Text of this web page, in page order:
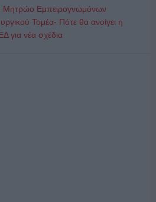
Μητρώο Εμπειρογνωμόνων
Τομέα- Πότε θα ανοίγει η
νέα σχέδια